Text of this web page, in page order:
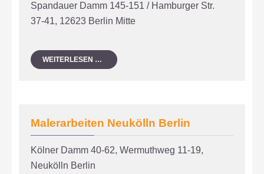
Spandauer Damm 145-151 / Hamburger Str.
37-41, 12623 Berlin Mitte
WEITERLESEN … FASSADENSANIERUNG
BERLIN
Malerarbeiten Neukölln Berlin
Kölner Damm 40-62, Wermuthweg 11-19,
Neukölln Berlin